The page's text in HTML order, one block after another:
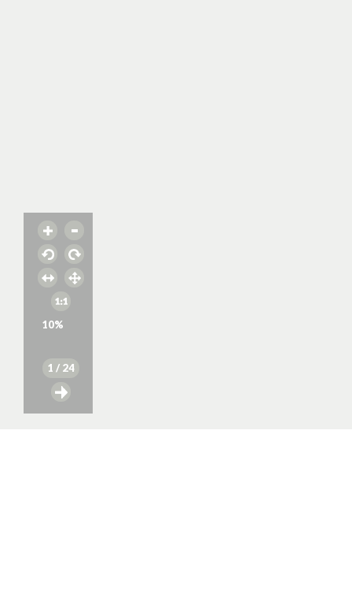
10%
1 / 24